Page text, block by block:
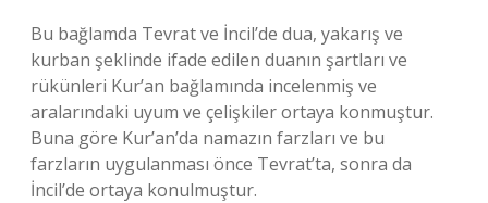
Bu bağlamda Tevrat ve İncil’de dua, yakarış ve
kurban şeklinde ifade edilen duanın şartları ve
rükünleri Kur’an bağlamında incelenmiş ve
aralarındaki uyum ve çelişkiler ortaya konmuştur.
Buna göre Kur’an’da namazın farzları ve bu
farzların uygulanması önce Tevrat’ta, sonra da
İncil’de ortaya konulmuştur.